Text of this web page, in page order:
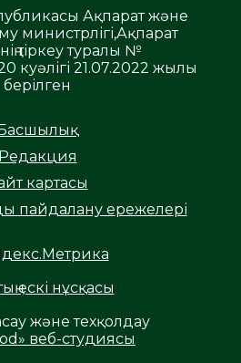
Ақпарат және
министрлігі,Ақпарат
тіркеу туралы №
куәлігі 21.07.2022 жылы
берілген
Редакция
картасы
пайдалану ережелері
ескі нұсқасы
және техқолдау
веб-студиясы